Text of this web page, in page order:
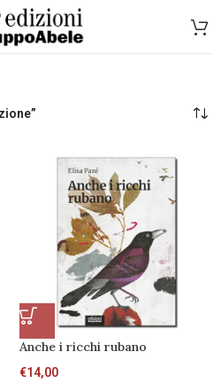
Anche i ricchi rubano
€14,00